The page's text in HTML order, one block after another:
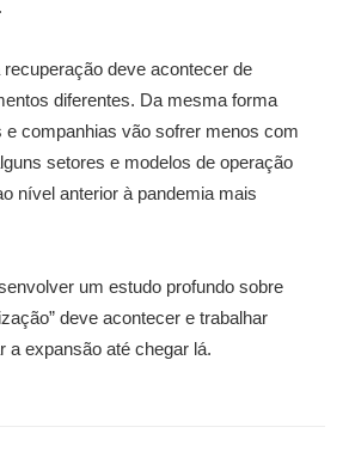
deve acontecer de
diferentes. Da mesma forma
e companhias vão sofrer menos com
setores e modelos de operação
nível anterior à pandemia mais
um estudo profundo sobre
deve acontecer e trabalhar
a expansão até chegar lá.